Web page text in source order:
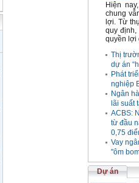
Hiện
chung
lợi. Từ
quy
quyền lợi
Thị
dự án
Phát
nghiệp
Ngân
lãi suất
ACBS:
từ đầu
0,75
Vay
"ôm
Dự án